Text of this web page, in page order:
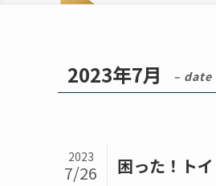
2023年7月 – date
困った！ト
2023
7/26